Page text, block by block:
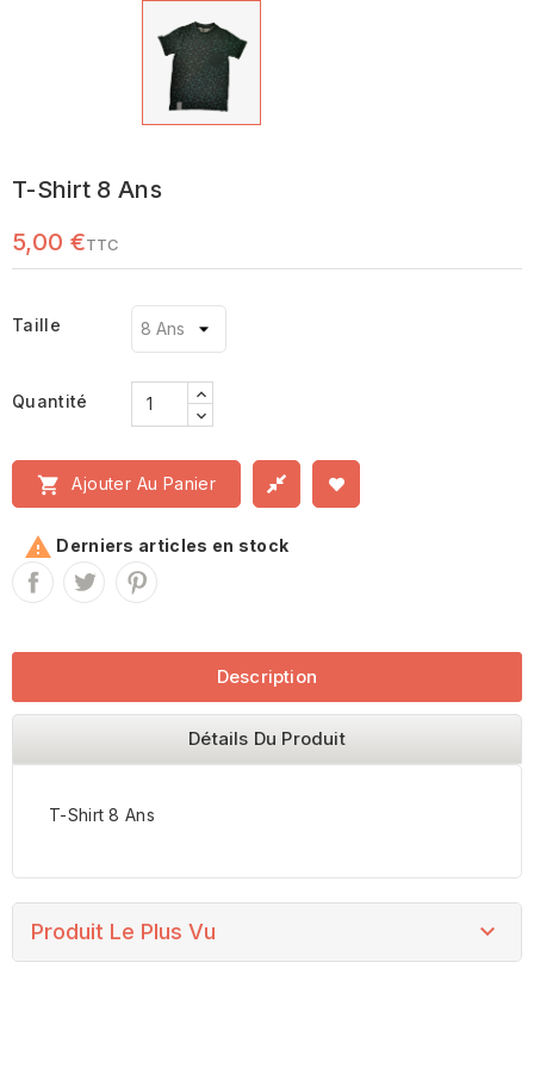
T-Shirt 8 Ans
5,00 €TTC
Taille
Quantité
 Ajouter Au Panier
 Derniers articles en stock
Description
Détails Du Produit
T-Shirt 8 Ans
Produit Le Plus Vu 